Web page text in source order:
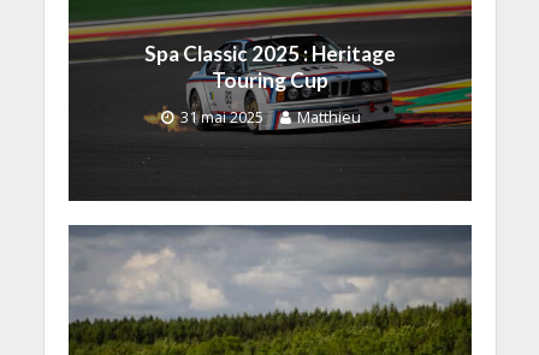
Spa Classic 2025 : Heritage
Touring Cup
31 mai 2025 Matthieu